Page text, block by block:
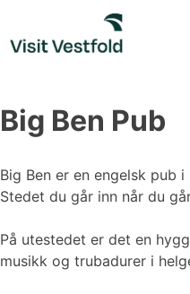
content
Big Ben Pub
Big Ben er en engelsk pub
Stedet du går inn når du
På utestedet er det en
musikk og trubadurer i